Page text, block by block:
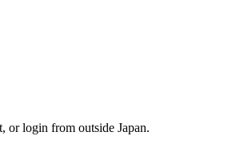
or login from outside Japan.